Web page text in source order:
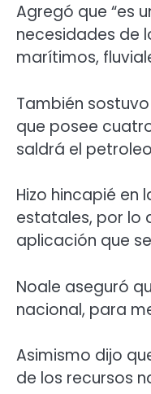
Agregó que “es
necesidades de
marítimos,
También
que posee
saldrá el
Hizo hincapié
estatales, por lo
aplicación que
Noale aseguró
nacional, para
Asimismo dijo
de los recursos